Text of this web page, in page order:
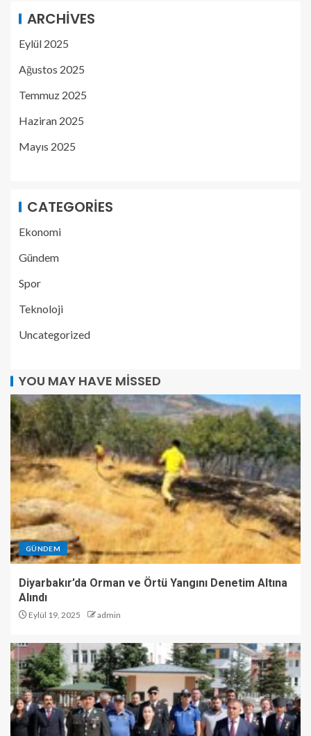
ARCHIVES
Eylül 2025
Ağustos 2025
Temmuz 2025
Haziran 2025
Mayıs 2025
CATEGORIES
Ekonomi
Gündem
Spor
Teknoloji
Uncategorized
YOU MAY HAVE MISSED
GÜNDEM
Diyarbakır’da Orman ve Örtü Yangını Denetim Altına
Alındı
Eylül 19, 2025 admin